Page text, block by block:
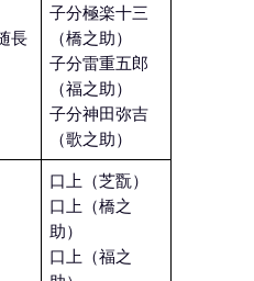
長
子分極楽十三
（橋之助）
子分雷重五郎
（福之助）
子分神田弥吉
（歌之助）
口上（芝翫）
口上（橋之
助）
口上（福之